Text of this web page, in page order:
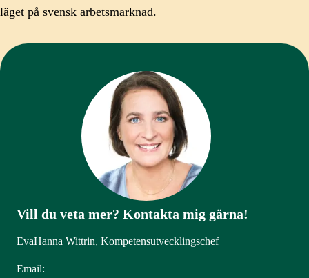
läget på svensk arbetsmarknad.
Vill du veta mer? Kontakta mig gärna!
EvaHanna Wittrin, Kompetensutvecklingschef
Email: